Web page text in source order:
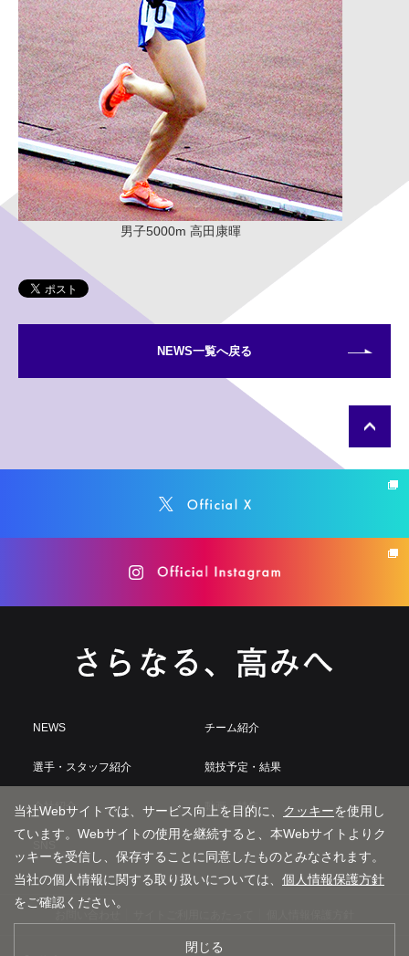
男子5000m 高田康暉
NEWS一覧へ戻る
NEWS チーム紹介
選手・スタッフ紹介 競技予定・結果
会社紹介 動画・特集
当社Webサイトでは、サービス向上を目的に、 クッキーを使用し
ています。Webサイトの使用を継続すると、本Webサイトよりク
ッキーを受信し、保存することに同意したものとみなされます。
当社の個人情報に関する取り扱いについては、 個人情報保護方針
をご確認ください。
閉じる